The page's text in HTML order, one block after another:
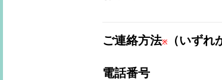
ご連絡方法※ （いずれ
電話番号